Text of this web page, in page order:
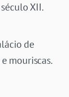
XII.
de
mouriscas.